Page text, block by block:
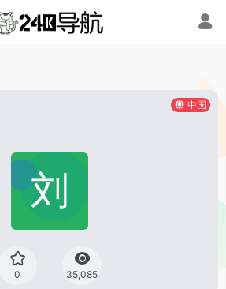
中国
0 35,085